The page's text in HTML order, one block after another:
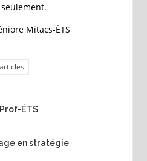
Mitacs-ÉTS
ÉTS
en stratégie